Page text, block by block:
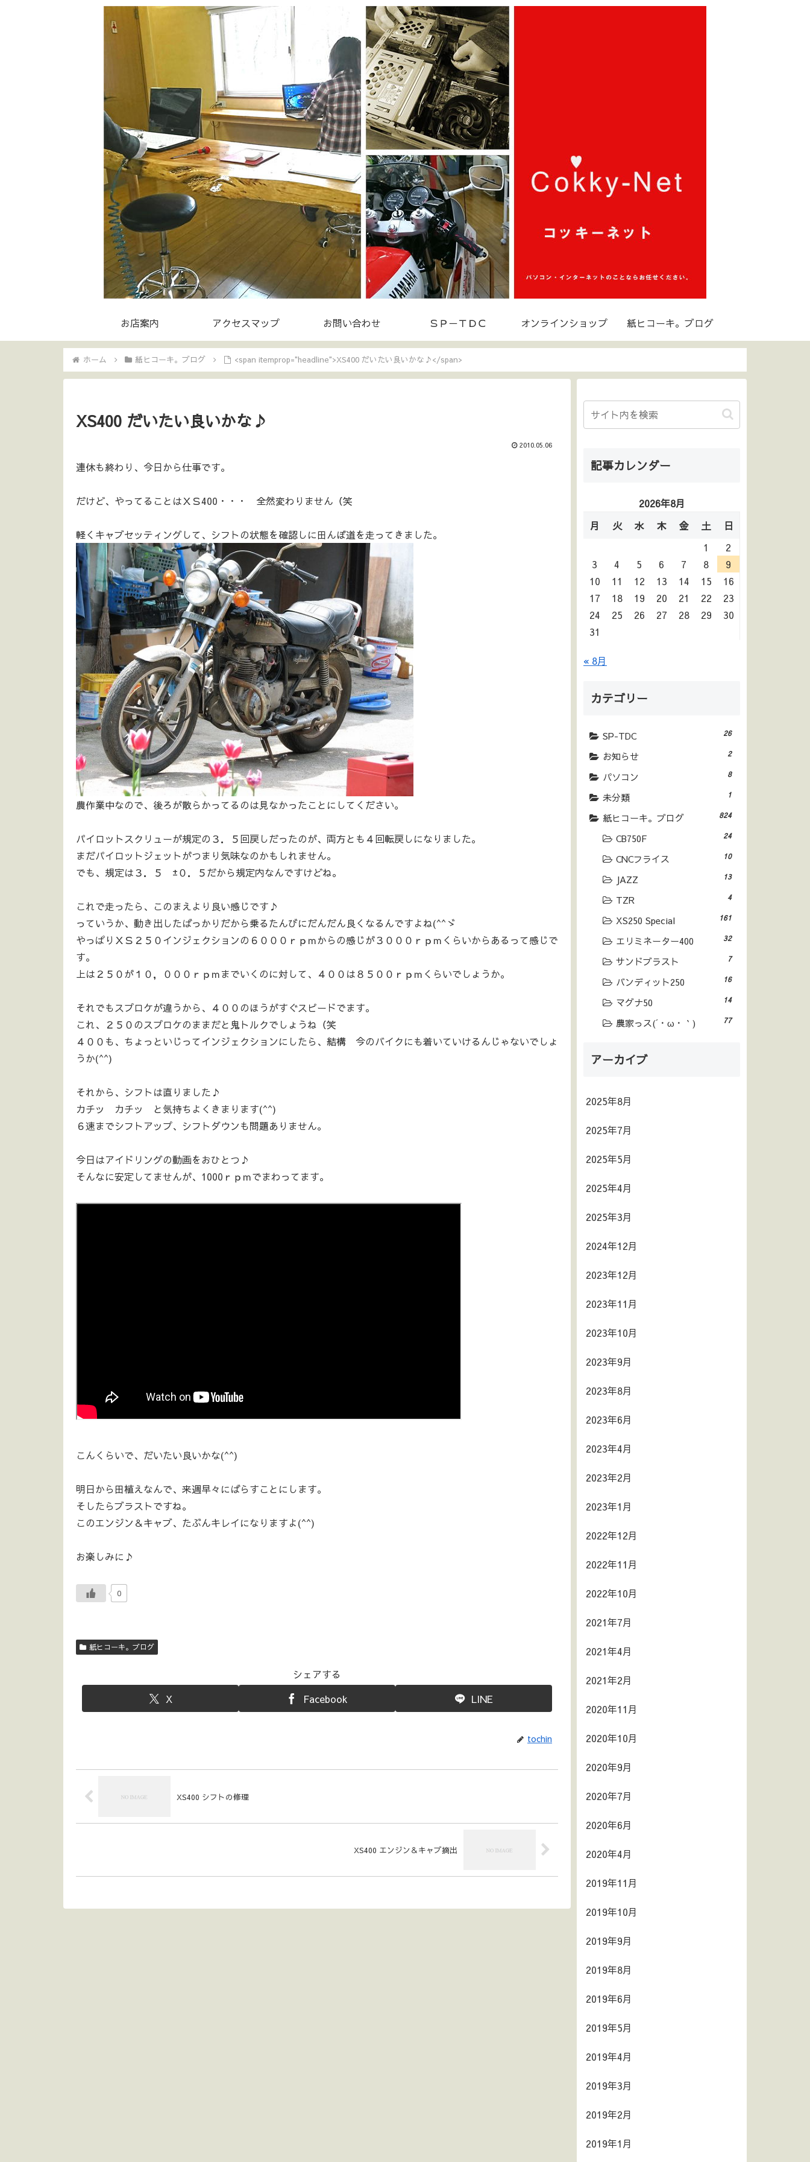
お店案内 アクセスマップ お問い合わせ ＳＰ－ＴＤＣ オンラインショップ 紙ヒコーキ。ブログ
ホーム 紙ヒコーキ。ブログ <span itemprop="headline">XS400 だいたい良いかな♪</span>
XS400 だいたい良いかな♪
2010.05.06
連休も終わり、今日から仕事です。
だけど、やってることはＸＳ400・・・ 全然変わりません（笑
軽くキャブセッティングして、シフトの状態を確認しに田んぼ道を走ってきました。
農作業中なので、後ろが散らかってるのは見なかったことにしてください。
パイロットスクリューが規定の３．５回戻しだったのが、両方とも４回転戻しになりました。
まだパイロットジェットがつまり気味なのかもしれません。
でも、規定は３．５ ±０．５だから規定内なんですけどね。
これで走ったら、このまえより良い感じです♪
っていうか、動き出したばっかりだから乗るたんびにだんだん良くなるんですよね(^^ゞ
やっぱりＸＳ２５０インジェクションの６０００ｒｐｍからの感じが３０００ｒｐｍくらいからあるって感じで
す。
上は２５０が１０，０００ｒｐｍまでいくのに対して、４００は８５００ｒｐｍくらいでしょうか。
それでもスプロケが違うから、４００のほうがすぐスピードでます。
これ、２５０のスプロケのままだと鬼トルクでしょうね（笑
４００も、ちょっといじってインジェクションにしたら、結構 今のバイクにも着いていけるんじゃないでしょ
うか(^^)
それから、シフトは直りました♪
カチッ カチッ と気持ちよくきまります(^^)
６速までシフトアップ、シフトダウンも問題ありません。
今日はアイドリングの動画をおひとつ♪
そんなに安定してませんが、1000ｒｐｍでまわってます。
こんくらいで、だいたい良いかな(^^)
明日から田植えなんで、来週早々にばらすことにします。
そしたらブラストですね。
このエンジン＆キャブ、たぶんキレイになりますよ(^^)
お楽しみに♪
0
紙ヒコーキ。ブログ
シェアする
X
Facebook LINE
tochin
XS400 シフトの修理
XS400 エンジン＆キャブ摘出
記事カレンダー
2026年8月
月
火 水 木 金 土
日
1
2
3
4 5 6 7 8
9
10
11 12 13 14 15
16
17
18 19 20 21 22
23
24
25 26 27 28 29
30
31
« 8月
カテゴリー
SP-TDC 26
お知らせ 2
パソコン 8
未分類 1
紙ヒコーキ。ブログ 824
CB750F 24
CNCフライス 10
JAZZ 13
TZR 4
XS250 Special 161
エリミネーター400 32
サンドブラスト 7
バンディット250 16
マグナ50 14
農家っス(´・ω・｀) 77
アーカイブ
2025年8月
2025年7月
2025年5月
2025年4月
2025年3月
2024年12月
2023年12月
2023年11月
2023年10月
2023年9月
2023年8月
2023年6月
2023年4月
2023年2月
2023年1月
2022年12月
2022年11月
2022年10月
2021年7月
2021年4月
2021年2月
2020年11月
2020年10月
2020年9月
2020年7月
2020年6月
2020年4月
2019年11月
2019年10月
2019年9月
2019年8月
2019年6月
2019年5月
2019年4月
2019年3月
2019年2月
2019年1月